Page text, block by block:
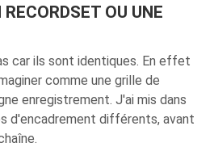
OU UNE
car ils sont identiques. En effet
comme une grille de
enregistrement. J'ai mis dans
d'encadrement différents, avant